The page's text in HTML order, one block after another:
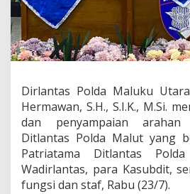
e
l
a
,
i
r
l
a
n
Dirlantas Polda Maluku
Hermawan, S.H., S.I.K., M.Si.
dan penyampaian
Ditlantas Polda Malut yang
Patriatama Ditlantas
Wadirlantas, para Kasubdit,
fungsi dan staf, Rabu (23/7).